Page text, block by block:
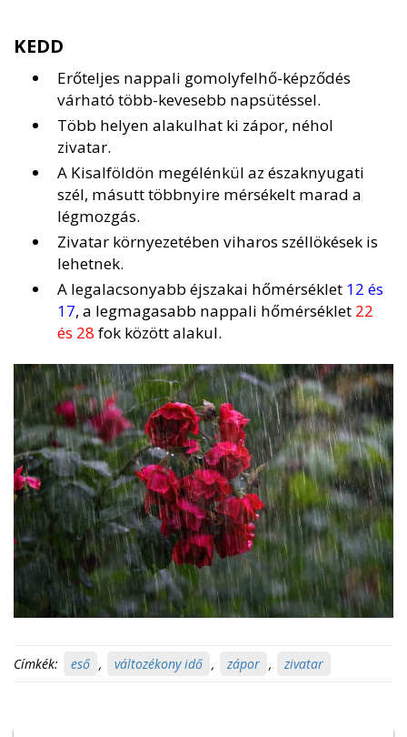
KEDD
Erőteljes nappali gomolyfelhő-képződés
várható több-kevesebb napsütéssel.
Több helyen alakulhat ki zápor, néhol
zivatar.
A Kisalföldön megélénkül az északnyugati
szél, másutt többnyire mérsékelt marad a
légmozgás.
Zivatar környezetében viharos széllökések is
lehetnek.
A legalacsonyabb éjszakai hőmérséklet 12 és
17, a legmagasabb nappali hőmérséklet 22
és 28 fok között alakul.
Címkék: eső , változékony idő , zápor , zivatar